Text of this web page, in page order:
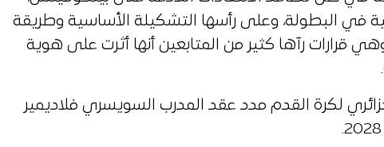
في البطولة، وعلى رأسها التشكيلة الأساسية وطريقة
قرارات رآها كثير من المتابعين أنها أثرت على هوية
لكرة القدم مدد عقد المدرب السويسري فلاديمير